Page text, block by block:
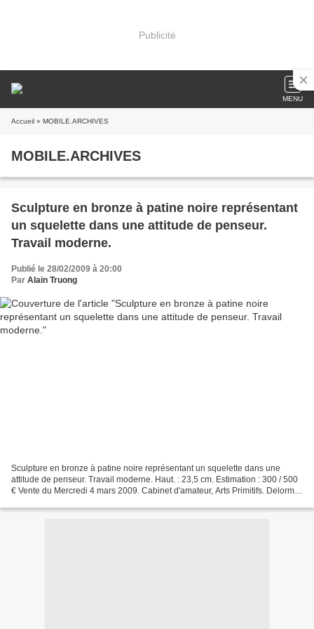
Publicité
MENU
Accueil » MOBILE.ARCHIVES
MOBILE.ARCHIVES
Sculpture en bronze à patine noire représentant
un squelette dans une attitude de penseur.
Travail moderne.
Publié le 28/02/2009 à 20:00
Par Alain Truong
Sculpture en bronze à patine noire représentant un squelette dans une
attitude de penseur. Travail moderne. Haut. : 23,5 cm. Estimation : 300 / 500
€ Vente du Mercredi 4 mars 2009. Cabinet d'amateur, Arts Primitifs. Delorme